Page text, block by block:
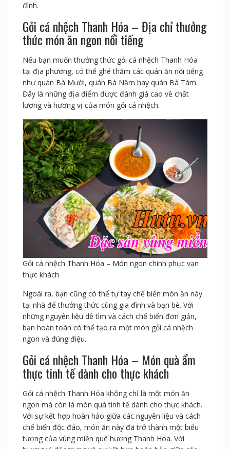
đình.
Gỏi cá nhệch Thanh Hóa – Địa chỉ thưởng
thức món ăn ngon nổi tiếng
Nếu bạn muốn thưởng thức gỏi cá nhệch Thanh Hóa
tại địa phương, có thể ghé thăm các quán ăn nổi tiếng
như quán Bà Mười, quán Bà Năm hay quán Bà Tám.
Đây là những địa điểm được đánh giá cao về chất
lượng và hương vị của món gỏi cá nhệch.
Gỏi cá nhệch Thanh Hóa – Món ngon chinh phục vạn
thực khách
Ngoài ra, bạn cũng có thể tự tay chế biến món ăn này
tại nhà để thưởng thức cùng gia đình và bạn bè. Với
những nguyên liệu dễ tìm và cách chế biến đơn giản,
bạn hoàn toàn có thể tạo ra một món gỏi cá nhệch
ngon và đúng điệu.
Gỏi cá nhệch Thanh Hóa – Món quà ẩm
thực tinh tế dành cho thực khách
Gỏi cá nhệch Thanh Hóa không chỉ là một món ăn
ngon mà còn là món quà tinh tế dành cho thực khách.
Với sự kết hợp hoàn hảo giữa các nguyên liệu và cách
chế biến độc đáo, món ăn này đã trở thành một biểu
tượng của vùng miền quê hương Thanh Hóa. Với